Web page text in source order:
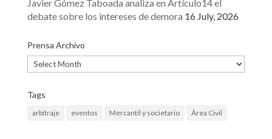
Javier Gómez Taboada analiza en Artículo14 el
debate sobre los intereses de demora 16 July, 2026
Prensa Archivo
Prensa
Archivo
Tags
arbitraje eventos Mercantil y societario Área Civil